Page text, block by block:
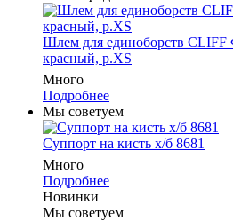
Шлем для единоборств
красный, p.XS
Много
Подробнее
Мы советуем
Суппорт на кисть х/б 8681
Много
Подробнее
Новинки
Мы советуем